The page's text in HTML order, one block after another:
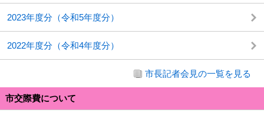
2023年度分（令和5年度分）
2022年度分（令和4年度分）
市長記者会見の一覧を見る
市交際費について